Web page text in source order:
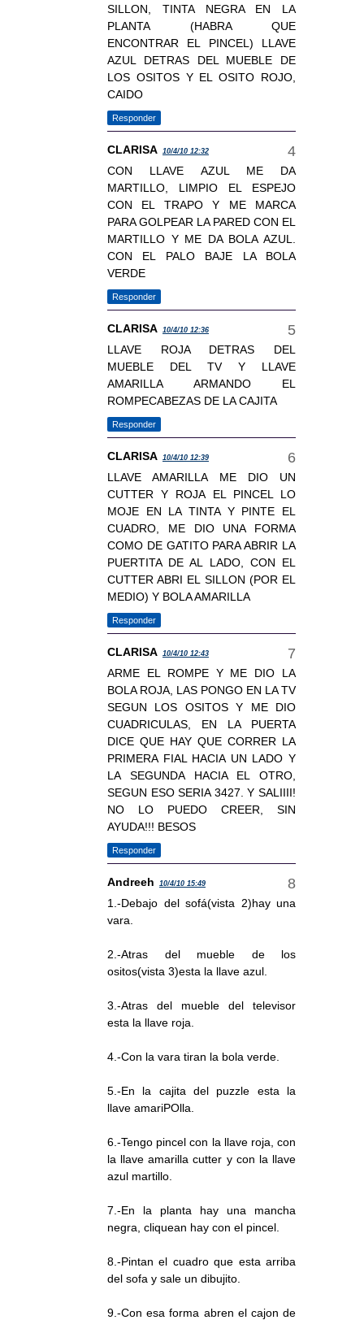
SILLON, TINTA NEGRA EN LA
PLANTA (HABRA QUE
ENCONTRAR EL PINCEL) LLAVE
AZUL DETRAS DEL MUEBLE DE
LOS OSITOS Y EL OSITO ROJO,
CAIDO
Responder
CLARISA 10/4/10 12:32
CON LLAVE AZUL ME DA
MARTILLO, LIMPIO EL ESPEJO
CON EL TRAPO Y ME MARCA
PARA GOLPEAR LA PARED CON EL
MARTILLO Y ME DA BOLA AZUL.
CON EL PALO BAJE LA BOLA
VERDE
Responder
CLARISA 10/4/10 12:36
LLAVE ROJA DETRAS DEL
MUEBLE DEL TV Y LLAVE
AMARILLA ARMANDO EL
ROMPECABEZAS DE LA CAJITA
Responder
CLARISA 10/4/10 12:39
LLAVE AMARILLA ME DIO UN
CUTTER Y ROJA EL PINCEL LO
MOJE EN LA TINTA Y PINTE EL
CUADRO, ME DIO UNA FORMA
COMO DE GATITO PARA ABRIR LA
PUERTITA DE AL LADO, CON EL
CUTTER ABRI EL SILLON (POR EL
MEDIO) Y BOLA AMARILLA
Responder
CLARISA 10/4/10 12:43
ARME EL ROMPE Y ME DIO LA
BOLA ROJA, LAS PONGO EN LA TV
SEGUN LOS OSITOS Y ME DIO
CUADRICULAS, EN LA PUERTA
DICE QUE HAY QUE CORRER LA
PRIMERA FIAL HACIA UN LADO Y
LA SEGUNDA HACIA EL OTRO,
SEGUN ESO SERIA 3427. Y SALIIII!
NO LO PUEDO CREER, SIN
AYUDA!!! BESOS
Responder
Andreeh 10/4/10 15:49
1.-Debajo del sofá(vista 2)hay una
vara.
2.-Atras del mueble de los
ositos(vista 3)esta la llave azul.
3.-Atras del mueble del televisor
esta la llave roja.
4.-Con la vara tiran la bola verde.
5.-En la cajita del puzzle esta la
llave amariPOlla.
6.-Tengo pincel con la llave roja, con
la llave amarilla cutter y con la llave
azul martillo.
7.-En la planta hay una mancha
negra, cliquean hay con el pincel.
8.-Pintan el cuadro que esta arriba
del sofa y sale un dibujito.
9.-Con esa forma abren el cajon de